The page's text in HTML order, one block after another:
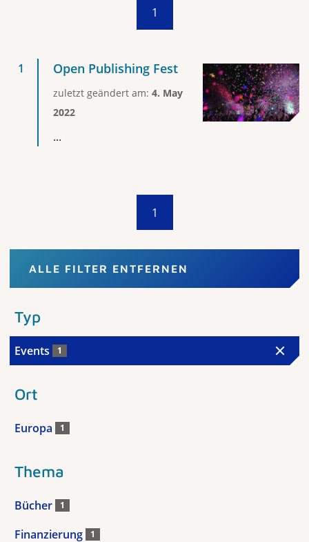
1
Open Publishing Fest
zuletzt geändert am: 4. May
2022
...
1
ALLE FILTER ENTFERNEN
Typ
Events 1
Ort
Europa 1
Thema
Bücher 1
Finanzierung 1